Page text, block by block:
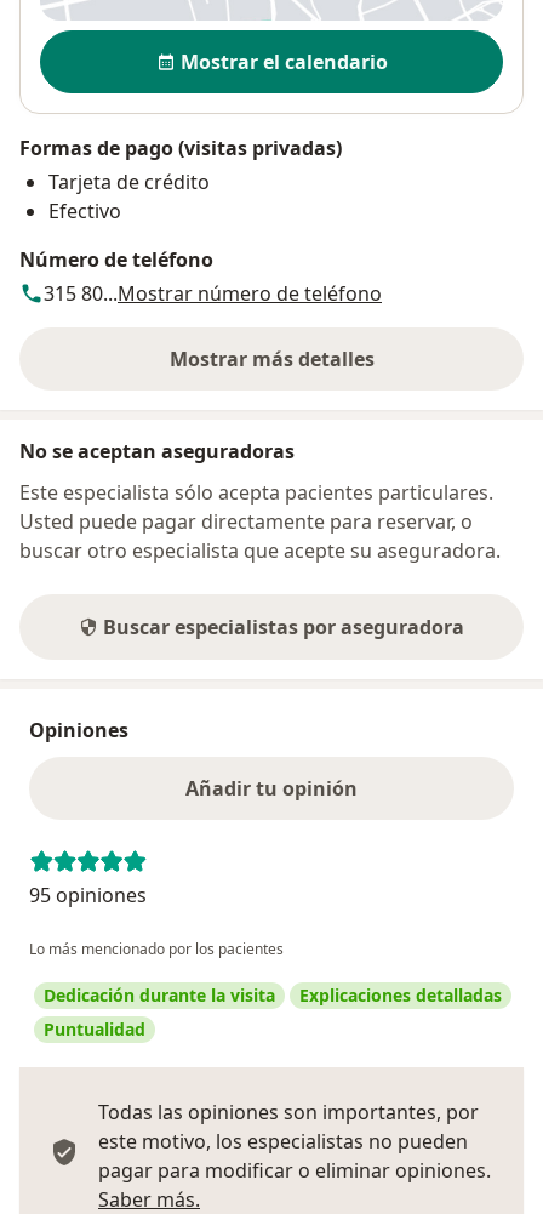
Disponibilidad
Mostrar el calendario
Formas de pago (visitas privadas)
Tarjeta de crédito
Efectivo
Número de teléfono
315 80...Mostrar número de teléfono
Mostrar más detalles
sobre la dirección
No se aceptan aseguradoras
Este especialista sólo acepta pacientes particulares.
Usted puede pagar directamente para reservar, o
buscar otro especialista que acepte su aseguradora.
Buscar especialistas por aseguradora
Opiniones
Añadir tu opinión
95 opiniones
Lo más mencionado por los pacientes
Dedicación durante la visita
Explicaciones detalladas
Puntualidad
Todas las opiniones son importantes, por
este motivo, los especialistas no pueden
pagar para modificar o eliminar opiniones.
Saber más.